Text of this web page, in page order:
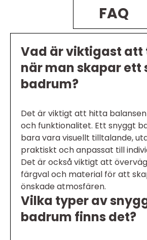
FAQ
Vad är viktigast att
när man skapar ett
badrum?
Det är viktigt att hitta
och funktionalitet. Ett snyggt
bara vara visuellt tilltalande,
praktiskt och anpassat till
Det är också viktigt att
färgval och material för att
önskade atmosfären.
Vilka typer av
badrum finns det?